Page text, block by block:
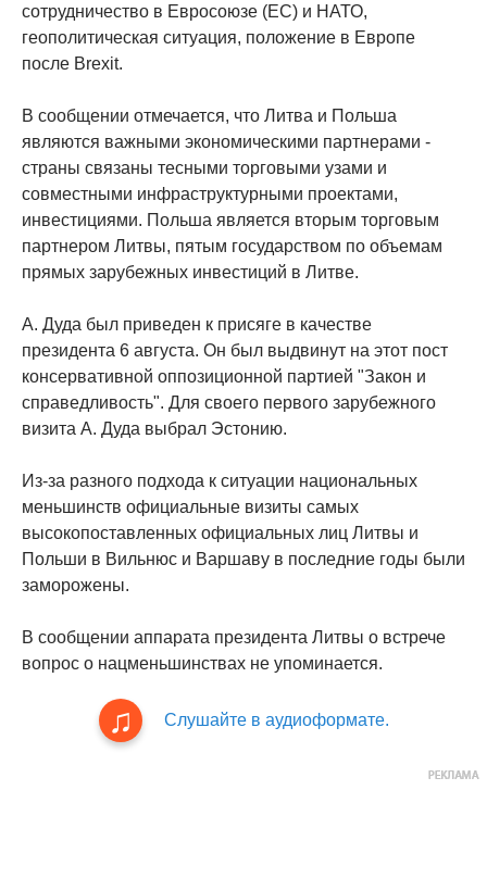
сотрудничество в Евросоюзе (ЕС) и НАТО,
геополитическая ситуация, положение в Европе
после Brexit.
В сообщении отмечается, что Литва и Польша
являются важными экономическими партнерами -
страны связаны тесными торговыми узами и
совместными инфраструктурными проектами,
инвестициями. Польша является вторым торговым
партнером Литвы, пятым государством по объемам
прямых зарубежных инвестиций в Литве.
А. Дуда был приведен к присяге в качестве
президента 6 августа. Он был выдвинут на этот пост
консервативной оппозиционной партией "Закон и
справедливость". Для своего первого зарубежного
визита А. Дуда выбрал Эстонию.
Из-за разного подхода к ситуации национальных
меньшинств официальные визиты самых
высокопоставленных официальных лиц Литвы и
Польши в Вильнюс и Варшаву в последние годы были
заморожены.
В сообщении аппарата президента Литвы о встрече
вопрос о нацменьшинствах не упоминается.
Слушайте в аудиоформате.